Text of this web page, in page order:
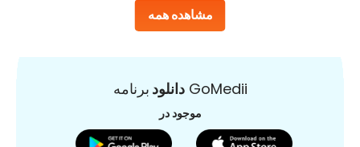
مشاهده همه
دانلودبرنامه GoMedii
موجود در